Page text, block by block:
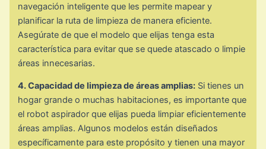
navegación inteligente que les permite mapear y
planificar la ruta de limpieza de manera eficiente.
Asegúrate de que el modelo que elijas tenga esta
característica para evitar que se quede atascado o limpie
áreas innecesarias.
4. Capacidad de limpieza de áreas amplias: Si tienes un
hogar grande o muchas habitaciones, es importante que
el robot aspirador que elijas pueda limpiar eficientemente
áreas amplias. Algunos modelos están diseñados
específicamente para este propósito y tienen una mayor